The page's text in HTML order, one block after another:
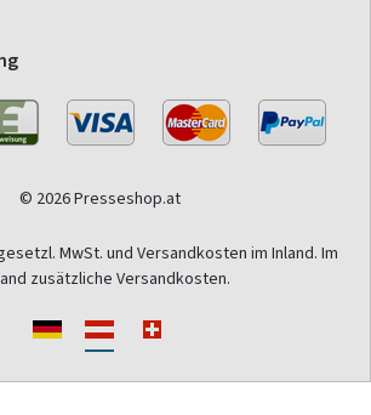
© 2026 Presseshop.at
MwSt. und Versandkosten im Inland. Im
zusätzliche Versandkosten.